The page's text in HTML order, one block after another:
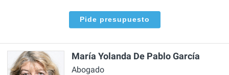
Pide presupuesto
María Yolanda De Pablo García
Abogado